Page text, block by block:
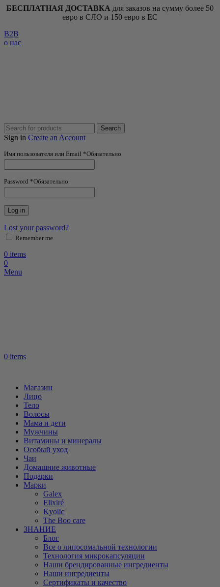
БЕСПЛАТНАЯ ДОСТАВКА для заказов на сумму более 50
евро в СЛО и 150 евро в ЕС
B2B
о нас
Search
Sign in Create an Account
Имя пользователя или Email *Обязательно
Password *Обязательно
Log in
Lost your password?
Remember me
0 items
0
Menu
0 items
Магазин
Лицо
Тело
Волосы
Мама и дети
Мужчины
Витамины и минералы
Особый уход
Чаи
Домашние животные
Подарки
Марки
Galex
Elixiré
Kyolic
The Boo care
ЗНАНИЕ
Блог
Все о липосомальной технологии
Технология микрокапсуляции
Наши брендированные ингредиенты
Наши ингредиенты
Сертификаты и качество